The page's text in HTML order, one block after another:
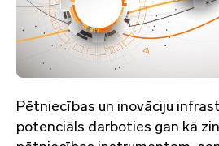
Pētniecības un inovāciju
potenciāls darboties gan kā